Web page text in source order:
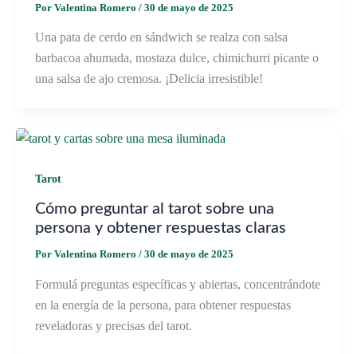
Por Valentina Romero / 30 de mayo de 2025
Una pata de cerdo en sándwich se realza con salsa
barbacoa ahumada, mostaza dulce, chimichurri picante o
una salsa de ajo cremosa. ¡Delicia irresistible!
Tarot
Cómo preguntar al tarot sobre una
persona y obtener respuestas claras
Por Valentina Romero / 30 de mayo de 2025
Formulá preguntas específicas y abiertas, concentrándote
en la energía de la persona, para obtener respuestas
reveladoras y precisas del tarot.